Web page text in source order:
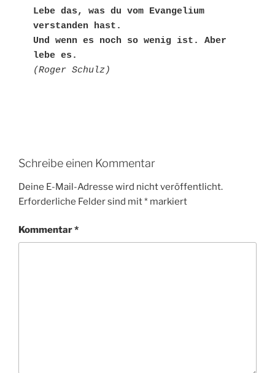
Lebe das, was du vom Evangelium
verstanden hast.
Und wenn es noch so wenig ist. Aber
lebe es.
(Roger Schulz)
Schreibe einen Kommentar
Deine E-Mail-Adresse wird nicht veröffentlicht.
Erforderliche Felder sind mit* markiert
Kommentar*